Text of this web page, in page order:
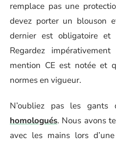
remplace pas une
devez porter un blouson
dernier est obligatoire
Regardez
mention CE est notée et
normes en vigueur.
N’oubliez pas les gants
homologués. Nous avons
avec les mains lors